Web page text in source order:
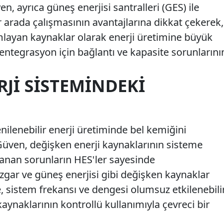
ayrıca güneş enerjisi santralleri (GES) ile
çalışmasının avantajlarına dikkat çekerek,
kaynaklar olarak enerji üretimine büyük
için bağlantı ve kapasite
SISTEMINDEKI
enerji üretiminde bel kemiğini
değişken enerji kaynaklarının sisteme
sorunların HES'ler sayesinde
ve güneş enerjisi gibi değişken kaynaklar
frekansı ve dengesi olumsuz
kontrollü kullanımıyla çevreci bir